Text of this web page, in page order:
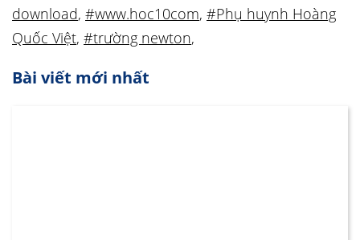
download, #www.hoc10com, #Phụ huynh Hoàng
Quốc Việt, #trường newton,
Bài viết mới nhất